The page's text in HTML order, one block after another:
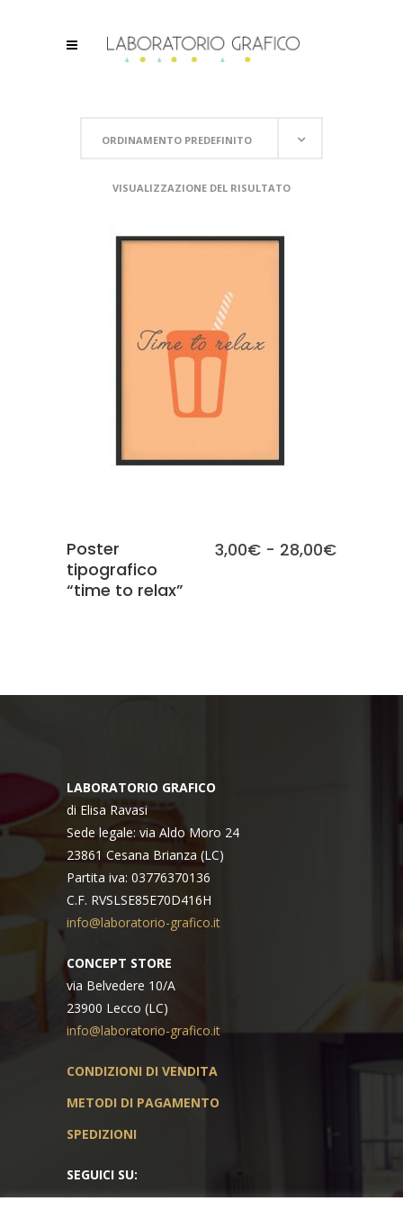
ORDINAMENTO PREDEFINITO
VISUALIZZAZIONE DEL RISULTATO
SCEGLI
Poster
tipografico
“time to relax”
3,00€ - 28,00€Fascia
LABORATORIO GRAFICO
di Elisa Ravasi
Sede legale: via Aldo Moro 24
23861 Cesana Brianza (LC)
Partita iva: 03776370136
C.F. RVSLSE85E70D416H
info@laboratorio-grafico.it
CONCEPT STORE
via Belvedere 10/A
23900 Lecco (LC)
info@laboratorio-grafico.it
CONDIZIONI DI VENDITA
METODI DI PAGAMENTO
SPEDIZIONI
SEGUICI SU: